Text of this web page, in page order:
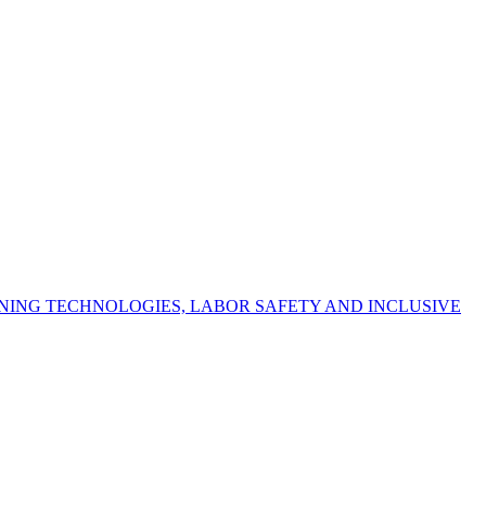
LABOR SAFETY AND INCLUSIVE